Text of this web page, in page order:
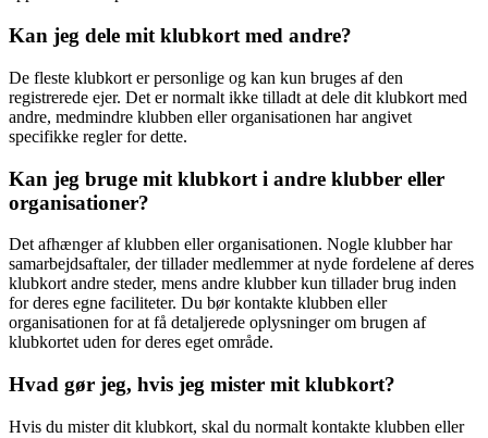
Kan jeg dele mit klubkort med andre?
De fleste klubkort er personlige og kan kun bruges af den
registrerede ejer. Det er normalt ikke tilladt at dele dit klubkort med
andre, medmindre klubben eller organisationen har angivet
specifikke regler for dette.
Kan jeg bruge mit klubkort i andre klubber eller
organisationer?
Det afhænger af klubben eller organisationen. Nogle klubber har
samarbejdsaftaler, der tillader medlemmer at nyde fordelene af deres
klubkort andre steder, mens andre klubber kun tillader brug inden
for deres egne faciliteter. Du bør kontakte klubben eller
organisationen for at få detaljerede oplysninger om brugen af
klubkortet uden for deres eget område.
Hvad gør jeg, hvis jeg mister mit klubkort?
Hvis du mister dit klubkort, skal du normalt kontakte klubben eller